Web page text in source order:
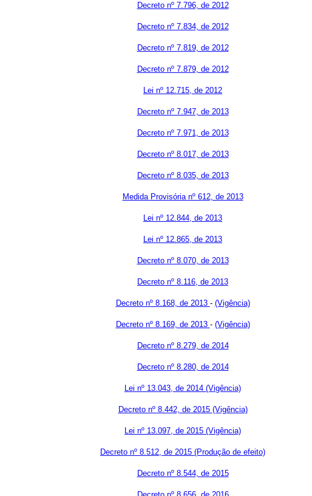
Decreto nº 7.796, de 2012
Decreto nº 7.834, de 2012
Decreto nº 7.819, de 2012
Decreto nº 7.879, de 2012
Lei nº 12.715, de 2012
Decreto nº 7.947, de 2013
Decreto nº 7.971, de 2013
Decreto nº 8.017, de 2013
Decreto nº 8.035, de 2013
Medida Provisória nº 612, de 2013
Lei nº 12.844, de 2013
Lei nº 12.865, de 2013
Decreto nº 8.070, de 2013
Decreto nº 8.116, de 2013
Decreto nº 8.168, de 2013 - (Vigência)
Decreto nº 8.169, de 2013 - (Vigência)
Decreto nº 8.279, de 2014
Decreto nº 8.280, de 2014
Lei nº 13.043, de 2014 (Vigência)
Decreto nº 8.442, de 2015 (Vigência)
Lei nº 13.097, de 2015 (Vigência)
Decreto nº 8.512, de 2015 (Produção de efeito)
Decreto nº 8.544, de 2015